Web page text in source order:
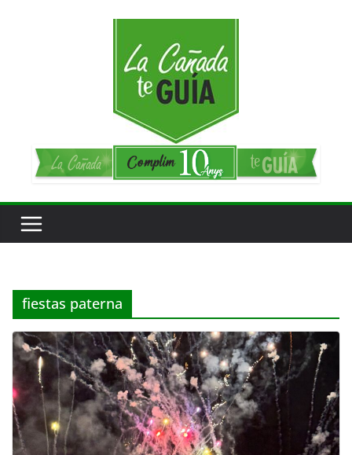
fiestas paterna